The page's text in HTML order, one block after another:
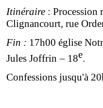
Itinéraire : Procession
Clignancourt, rue
Fin : 17h00 église
Jules Joffrin – 18e.
Confessions jusqu'à